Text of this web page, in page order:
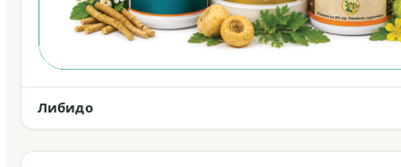
Либидо